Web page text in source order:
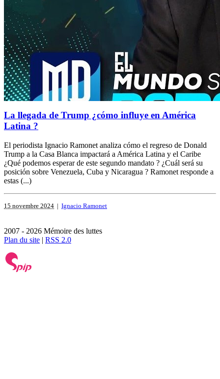
La llegada de Trump ¿cómo influye en América
Latina ?
El periodista Ignacio Ramonet analiza cómo el regreso de Donald
Trump a la Casa Blanca impactará a América Latina y el Caribe
¿Qué podemos esperar de este segundo mandato ? ¿Cuál será su
posición sobre Venezuela, Cuba y Nicaragua ? Ramonet responde a
estas (...)
15 novembre 2024 | Ignacio Ramonet
2007 - 2026 Mémoire des luttes
Plan du site | RSS 2.0